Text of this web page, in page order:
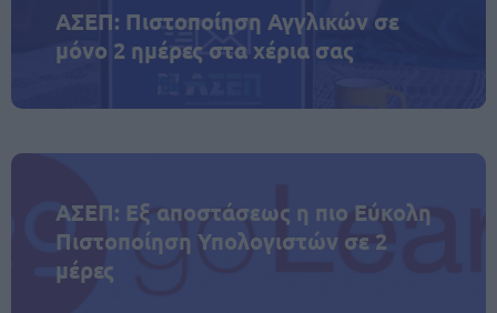
ΑΣΕΠ: Πιστοποίηση Αγγλικών σε
μόνο 2 ημέρες στα χέρια σας
ΑΣΕΠ: Εξ αποστάσεως η πιο Εύκολη
Πιστοποίηση Υπολογιστών σε 2
μέρες